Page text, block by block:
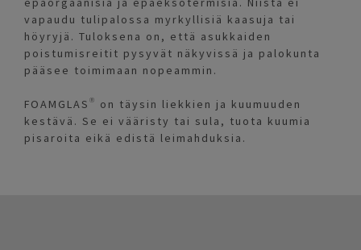
vapaudu tulipalossa myrkyllisiä kaasuja tai
höyryjä. Tuloksena on, että asukkaiden
poistumisreitit pysyvät näkyvissä ja palokunta
pääsee toimimaan nopeammin.
FOAMGLAS® on täysin liekkien ja kuumuuden
kestävä. Se ei vääristy tai sula, tuota kuumia
pisaroita eikä edistä leimahduksia.